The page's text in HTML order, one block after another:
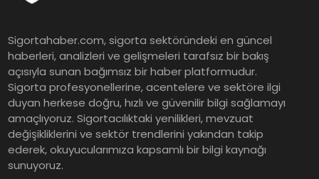
Şekerbank 2026 İlk Yarı Finansal
Sonuçları
ING Türkiye 2026 Yılının İlk
Yarısına İlişkin Konsolide Finansal
Sonuçlarını Açıkladı
Sigortahaber.com, sigorta sektöründeki en güncel
haberleri, analizleri ve gelişmeleri tarafsız bir bakış
açısıyla sunan bağımsız bir haber platformudur.
Sigorta profesyonellerine, acentelere ve sektöre ilgi
duyan herkese doğru, hızlı ve güvenilir bilgi sağlamayı
amaçlıyoruz. Sigortacılıktaki yenilikleri, mevzuat
değişikliklerini ve sektör trendlerini yakından takip
ederek, okuyucularımıza kapsamlı bir bilgi kaynağı
sunuyoruz.